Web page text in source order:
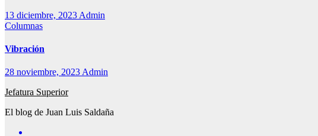
13 diciembre, 2023 Admin
Columnas
Vibración
28 noviembre, 2023 Admin
Jefatura Superior
El blog de Juan Luis Saldaña